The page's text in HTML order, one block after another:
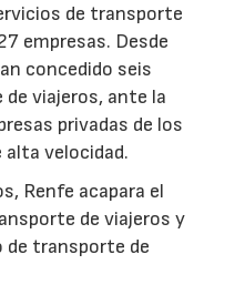
de transporte
empresas. Desde
concedido seis
viajeros, ante la
privadas de los
alta velocidad.
Renfe acapara el
de viajeros y
de transporte de